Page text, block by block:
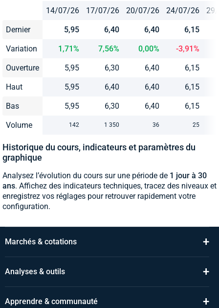
14/07/26 17/07/26 20/07/26 24/07/26
Dernier 5,95 6,40 6,40 6,15
Variation 1,71% 7,56% 0,00% -3,91%
Ouverture 5,95 6,30 6,40 6,15
Haut 5,95 6,40 6,40 6,15
Bas 5,95 6,30 6,40 6,15
Volume 142 1 350 36 25
Historique du cours, indicateurs et paramètres du
graphique
Analysez l’évolution du cours sur une période de 1 jour à 30
ans. Affichez des indicateurs techniques, tracez des niveaux et
enregistrez vos réglages pour retrouver rapidement votre
configuration.
Marchés & cotations +
Analyses & outils +
Apprendre & communauté +